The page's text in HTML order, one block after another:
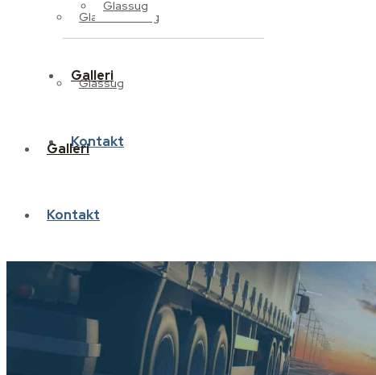
Glassug
Galleri
Kontakt
Glasmontering
Glassug
Galleri
Kontakt